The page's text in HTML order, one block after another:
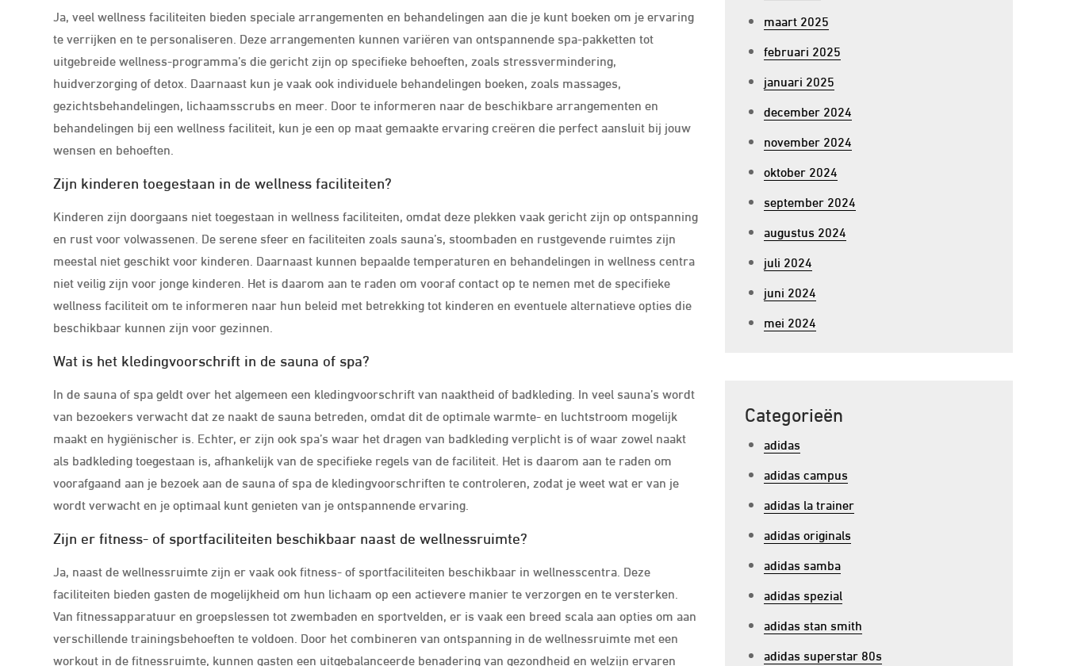
Ja, veel wellness faciliteiten bieden speciale arrangementen en behandelingen aan die je kunt boeken om je ervaring
te verrijken en te personaliseren. Deze arrangementen kunnen variëren van ontspannende spa-pakketten tot
uitgebreide wellness-programma’s die gericht zijn op specifieke behoeften, zoals stressvermindering,
huidverzorging of detox. Daarnaast kun je vaak ook individuele behandelingen boeken, zoals massages,
gezichtsbehandelingen, lichaamsscrubs en meer. Door te informeren naar de beschikbare arrangementen en
behandelingen bij een wellness faciliteit, kun je een op maat gemaakte ervaring creëren die perfect aansluit bij jouw
wensen en behoeften.
Zijn kinderen toegestaan in de wellness faciliteiten?
Kinderen zijn doorgaans niet toegestaan in wellness faciliteiten, omdat deze plekken vaak gericht zijn op ontspanning
en rust voor volwassenen. De serene sfeer en faciliteiten zoals sauna’s, stoombaden en rustgevende ruimtes zijn
meestal niet geschikt voor kinderen. Daarnaast kunnen bepaalde temperaturen en behandelingen in wellness centra
niet veilig zijn voor jonge kinderen. Het is daarom aan te raden om vooraf contact op te nemen met de specifieke
wellness faciliteit om te informeren naar hun beleid met betrekking tot kinderen en eventuele alternatieve opties die
beschikbaar kunnen zijn voor gezinnen.
Wat is het kledingvoorschrift in de sauna of spa?
In de sauna of spa geldt over het algemeen een kledingvoorschrift van naaktheid of badkleding. In veel sauna’s wordt
van bezoekers verwacht dat ze naakt de sauna betreden, omdat dit de optimale warmte- en luchtstroom mogelijk
maakt en hygiënischer is. Echter, er zijn ook spa’s waar het dragen van badkleding verplicht is of waar zowel naakt
als badkleding toegestaan is, afhankelijk van de specifieke regels van de faciliteit. Het is daarom aan te raden om
voorafgaand aan je bezoek aan de sauna of spa de kledingvoorschriften te controleren, zodat je weet wat er van je
wordt verwacht en je optimaal kunt genieten van je ontspannende ervaring.
Zijn er fitness- of sportfaciliteiten beschikbaar naast de wellnessruimte?
Ja, naast de wellnessruimte zijn er vaak ook fitness- of sportfaciliteiten beschikbaar in wellnesscentra. Deze
faciliteiten bieden gasten de mogelijkheid om hun lichaam op een actievere manier te verzorgen en te versterken.
Van fitnessapparatuur en groepslessen tot zwembaden en sportvelden, er is vaak een breed scala aan opties om aan
verschillende trainingsbehoeften te voldoen. Door het combineren van ontspanning in de wellnessruimte met een
workout in de fitnessruimte, kunnen gasten een uitgebalanceerde benadering van gezondheid en welzijn ervaren
maart 2025
februari 2025
januari 2025
december 2024
november 2024
oktober 2024
september 2024
augustus 2024
juli 2024
juni 2024
mei 2024
Categorieën
adidas
adidas campus
adidas la trainer
adidas originals
adidas samba
adidas spezial
adidas stan smith
adidas superstar 80s